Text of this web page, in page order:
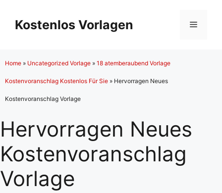
Inhalt
springen
Kostenlos Vorlagen Menü
Home » Uncategorized Vorlage » 18 atemberaubend Vorlage
Kostenvoranschlag Kostenlos Für Sie » Hervorragen Neues
Kostenvoranschlag Vorlage
Hervorragen Neues
Kostenvoranschlag
Vorlage